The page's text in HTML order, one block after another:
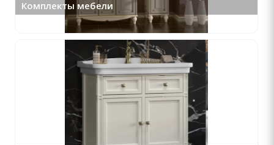
Комплекты мебели